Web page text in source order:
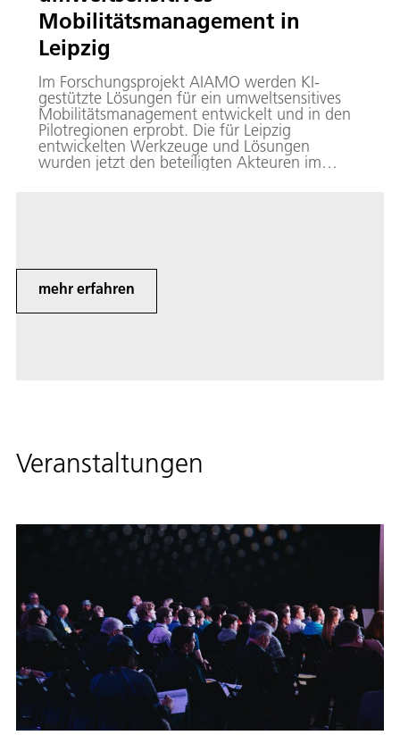
Mobilitätsmanagement in
Leipzig
Im Forschungsprojekt AIAMO werden KI-
gestützte Lösungen für ein umweltsensitives
Mobilitätsmanagement entwickelt und in den
Pilotregionen erprobt. Die für Leipzig
entwickelten Werkzeuge und Lösungen
wurden jetzt den beteiligten Akteuren im
mehr erfahren
Veranstaltungen